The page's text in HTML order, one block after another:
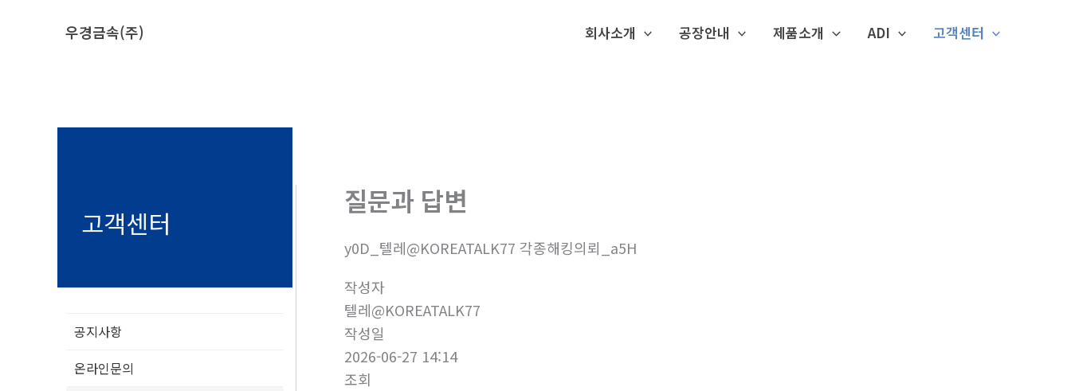
우경금속(주) 회사소개 공장안내 제품소개 ADI 고객센터
고객센터
공지사항
온라인문의
질문과 답변
y0D_텔레@KOREATALK77 각종해킹의뢰_a5H
작성자
텔레@KOREATALK77
작성일
2026-06-27 14:14
조회